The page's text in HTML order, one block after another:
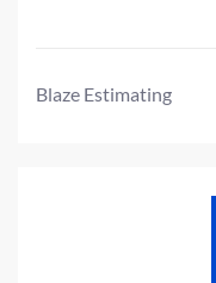
Blaze Estimating